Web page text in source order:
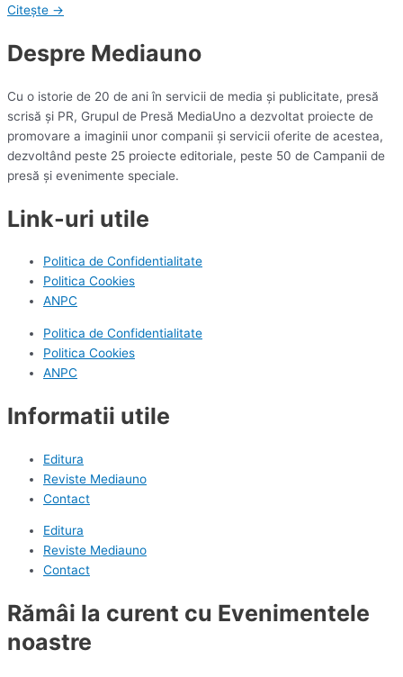
Citește →
Despre Mediauno
Cu o istorie de 20 de ani în servicii de media și publicitate, presă
scrisă și PR, Grupul de Presă MediaUno a dezvoltat proiecte de
promovare a imaginii unor companii și servicii oferite de acestea,
dezvoltând peste 25 proiecte editoriale, peste 50 de Campanii de
presă și evenimente speciale.
Link-uri utile
Politica de Confidentialitate
Politica Cookies
ANPC
Politica de Confidentialitate
Politica Cookies
ANPC
Informatii utile
Editura
Reviste Mediauno
Contact
Editura
Reviste Mediauno
Contact
Rămâi la curent cu Evenimentele
noastre